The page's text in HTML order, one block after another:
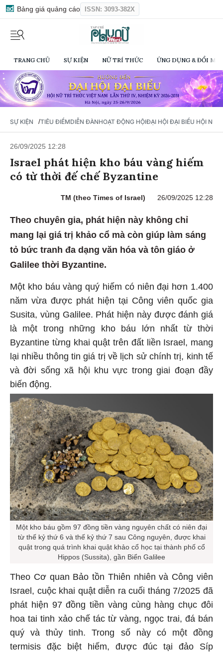
Bảng giá quảng cáo ISSN: 3093-382X
TRANG CHỦ SỰ KIỆN NỮ TRÍ THỨC ỨNG DỤNG & ĐỔI
SỰ KIỆN /TIÊU ĐIỂMDIỄN ĐÀNHOẠT ĐỘNG HỘIĐẠI HỘI ĐẠI BIỂU HỘI NỮ
26/09/2025 12:28
Israel phát hiện kho báu vàng hiếm
có từ thời đế chế Byzantine
TM (theo Times of Israel) 26/09/2025 12:28
Theo chuyên gia, phát hiện này không chỉ
mang lại giá trị khảo cổ mà còn giúp làm sáng
tỏ bức tranh đa dạng văn hóa và tôn giáo ở
Galilee thời Byzantine.
Một kho báu vàng quý hiếm có niên đại hơn 1.400
năm vừa được phát hiện tại Công viên quốc gia
Susita, vùng Galilee. Phát hiện này được đánh giá
là một trong những kho báu lớn nhất từ thời
Byzantine từng khai quật trên đất liền Israel, mang
lại nhiều thông tin giá trị về lịch sử chính trị, kinh tế
và đời sống xã hội khu vực trong giai đoạn đầy
biến động.
Một kho báu gồm 97 đồng tiền vàng nguyên chất có niên đại
từ thế kỷ thứ 6 và thế kỷ thứ 7 sau Công nguyên, được khai
quật trong quá trình khai quật khảo cổ học tại thành phố cổ
Hippos (Sussita), gần Biển Galilee
Theo Cơ quan Bảo tồn Thiên nhiên và Công viên
Israel, cuộc khai quật diễn ra cuối tháng 7/2025 đã
phát hiện 97 đồng tiền vàng cùng hàng chục đôi
hoa tai tinh xảo chế tác từ vàng, ngọc trai, đá bán
quý và thủy tinh. Trong số này có một đồng
termisis đặc biệt hiếm, được đúc tại đảo Síp